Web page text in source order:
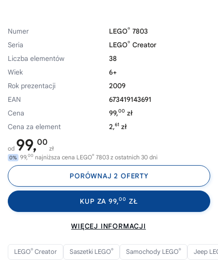
Numer LEGO® 7803
Seria
LEGO® Creator
Liczba elementów
38
Wiek
6+
Rok prezentacji
2009
EAN
673419143691
Cena
99,00 zł
Cena za element
2,61 zł
od 99,00
zł
0% 99,00 najniższa cena LEGO® 7803 z ostatnich 30 dni
PORÓWNAJ 2 OFERTY
KUP ZA 99,00 ZŁ
WIĘCEJ INFORMACJI
LEGO® Creator Saszetki LEGO® Samochody LEGO® Jeep